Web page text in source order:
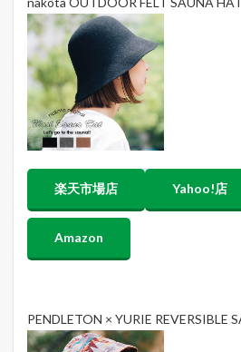
楽天市場店 Yahoo!店
Amazon
PENDLETON × YURIE